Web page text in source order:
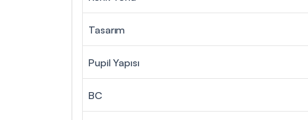
Tasarım
Pupil Yapısı
BC